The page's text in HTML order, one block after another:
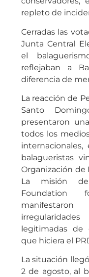
repleto de
Cerradas las
Junta Central
el
reflejaban a
diferencia de
La reacción de
Santo
presentaron
todos los
balagueristas
Organización de
La misión
Foundation
legitimadas de
que hiciera el
La situación
2 de agosto, al